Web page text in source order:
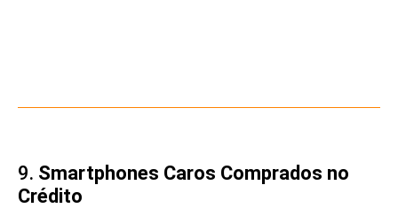
9. Smartphones Caros Comprados no
Crédito